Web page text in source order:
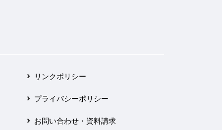
リンクポリシー
プライバシーポリシー
お問い合わせ・資料請求